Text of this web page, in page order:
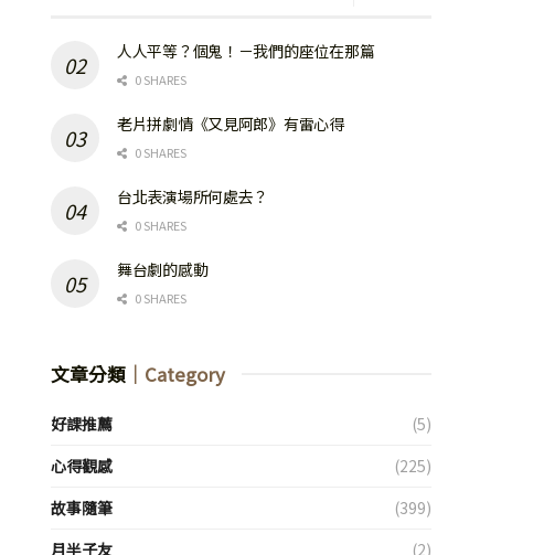
人人平等？個鬼！－我們的座位在那篇
0 SHARES
老片拼劇情《又見阿郎》有雷心得
0 SHARES
台北表演場所何處去？
0 SHARES
舞台劇的感動
0 SHARES
文章分類 ｜Category
好課推薦
(5)
心得觀感
(225)
故事隨筆
(399)
月半子友
(2)